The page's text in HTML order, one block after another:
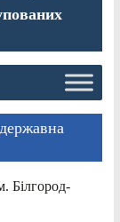
Білгород-